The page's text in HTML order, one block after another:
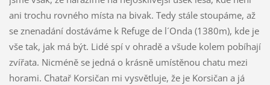
ani trochu rovného místa na bivak. Tedy stále stoupáme, až
se znenadání dostáváme k Refuge de l´Onda (1380m), kde je
vše tak, jak má být. Lidé spí v ohradě a všude kolem pobíhají
zvířata. Nicméně se jedná o krásně umístěnou chatu mezi
horami. Chatař Korsičan mi vysvětluje, že je Korsičan a já